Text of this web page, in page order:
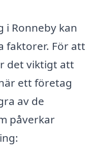
i Ronneby kan
faktorer. För att
det viktigt att
ett företag
av de
påverkar